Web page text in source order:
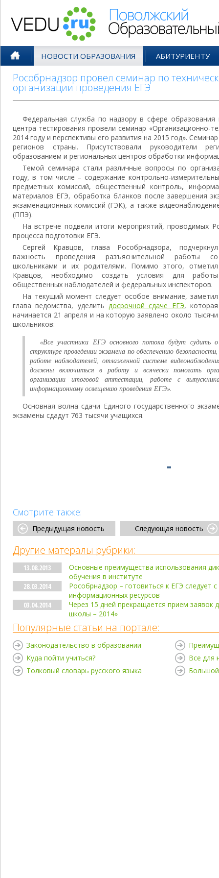
НОВОСТИ ОБРАЗОВАНИЯ АБИТУРИЕНТУ
Рособрнадзор провел семинар по
организации проведения ЕГЭ
Федеральная служба по надзору в сфере образования
центра тестирования провели семинар «Организационно-
2014 году и перспективы его развития на 2015 год».
регионов страны. Присутствовали руководители
образованием и региональных центров обработки
Темой семинара стали различные вопросы по
году, в том числе – содержание контрольно-
предметных комиссий, общественный контроль,
материалов ЕГЭ, обработка бланков после завершения
экзаменационных комиссий (ГЭК), а также
(ППЭ).
На встрече подвели итоги мероприятий, проводимых
процесса подготовки ЕГЭ.
Сергей Кравцов, глава Рособрнадзора, подчеркнул
важность проведения разъяснительной работы со
школьниками и их родителями. Помимо этого, отметил
Кравцов, необходимо создать условия для работы
общественных наблюдателей и федеральных инспекторов.
На текущий момент следует особое внимание, заметил
глава ведомства, уделить досрочной сдаче ЕГЭ, которая
начинается 21 апреля и на которую заявлено около тысячи
школьников:
«Все участники ЕГЭ основного потока будут судить о
структуре проведении экзамена по обеспечению безопасности,
работе наблюдателей, отлаженной системе
должны включиться в работу и всячески помогать
организации итоговой аттестации, работе с
информационному освещению проведения ЕГЭ».
Основная волна сдачи Единого государственного
экзамены сдадут 763 тысячи учащихся.
Смотрите также:
Предыдущая новость Следующая новость
Другие матералы рубрики:
13.08.2013
Основные преимущества использования
обучения в институте
28.03.2014
Рособрнадзор – готовиться к ЕГЭ
информационных ресурсов
03.04.2014
Через 15 дней прекращается прием заявок
школы – 2014»
Популярные статьи на портале:
Законодательство в образовании
Куда пойти учиться?
Толковый словарь русского языка
Все для
Большой